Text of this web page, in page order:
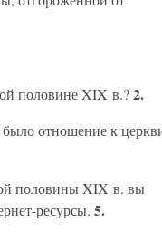
половине XIX в.?2.
отношение к
половины XIX в. вы
ресурсы. 5.